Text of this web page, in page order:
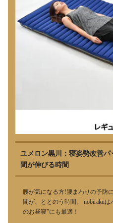
ユメロン黒川：寝姿勢改善
間が伸びる時間
腰が気になる方!腰まわりの予防
間が、ととのう時間。 nobiraku
のお昼寝”にも最適！